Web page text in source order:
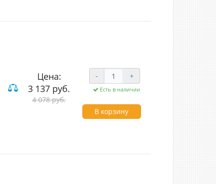
Цена:
3 137 руб.
4 078 руб.
- +
Есть в наличии
В корзину